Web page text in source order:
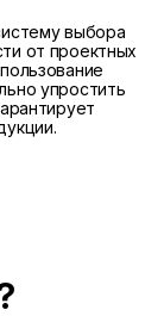
выбора
от проектных
упростить